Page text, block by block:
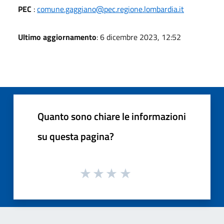
PEC :comune.gaggiano@pec.regione.lombardia.it
Ultimo aggiornamento: 6 dicembre 2023, 12:52
Quanto sono chiare le informazioni
su questa pagina?